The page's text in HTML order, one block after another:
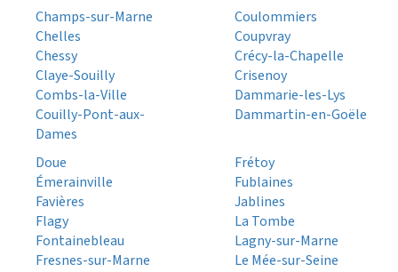
Champs-sur-Marne
Chelles
Chessy
Claye-Souilly
Combs-la-Ville
Couilly-Pont-aux-
Dames
Coulommiers
Coupvray
Crécy-la-Chapelle
Crisenoy
Dammarie-les-Lys
Dammartin-en-Goële
Doue
Émerainville
Favières
Flagy
Fontainebleau
Fresnes-sur-Marne
Frétoy
Fublaines
Jablines
La Tombe
Lagny-sur-Marne
Le Mée-sur-Seine